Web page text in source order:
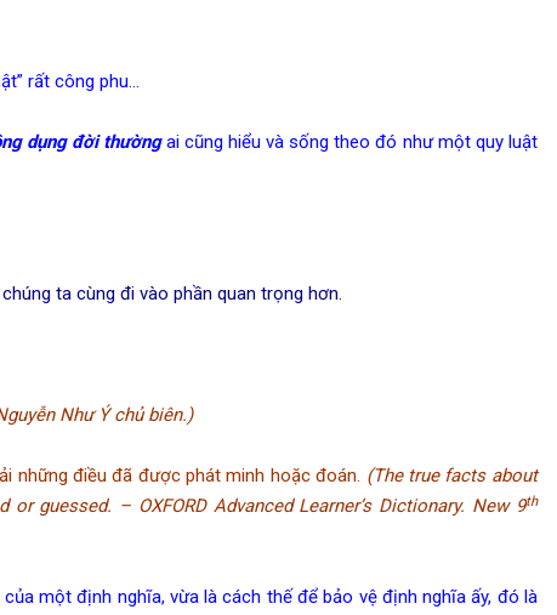
rất công phu…
dụng đời thườngai cũng hiểu và sống theo đó như một quy luật
ta cùng đi vào phần quan trọng hơn.
Như Ý chủ biên.)
những điều đã được phát minh hoặc đoán. (The true facts about
guessed. – OXFORD Advanced Learner’s Dictionary. New 9th
định nghĩa, vừa là cách thế để bảo vệ định nghĩa ấy, đó là